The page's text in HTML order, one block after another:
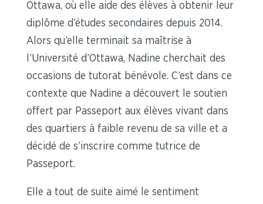
Ottawa, où elle aide des élèves à obtenir leur
diplôme d’études secondaires depuis 2014.
Alors qu’elle terminait sa maîtrise à
l’Université d’Ottawa, Nadine cherchait des
occasions de tutorat bénévole. C’est dans ce
contexte que Nadine a découvert le soutien
offert par Passeport aux élèves vivant dans
des quartiers à faible revenu de sa ville et a
décidé de s’inscrire comme tutrice de
Passeport.
Elle a tout de suite aimé le sentiment